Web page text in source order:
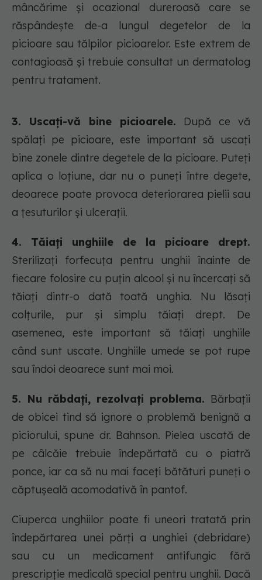
mâncărime și ocazional dureroasă care se
răspândește de-a lungul degetelor de la
picioare sau tălpilor picioarelor. Este extrem de
contagioasă și trebuie consultat un dermatolog
pentru tratament.
3. Uscați-vă bine picioarele. După ce vă
spălați pe picioare, este important să uscați
bine zonele dintre degetele de la picioare. Puteți
aplica o loțiune, dar nu o puneți între degete,
deoarece poate provoca deteriorarea pielii sau
a țesuturilor și ulcerații.
4. Tăiați unghiile de la picioare drept.
Sterilizați forfecuța pentru unghii înainte de
fiecare folosire cu puțin alcool și nu încercați să
tăiați dintr-o dată toată unghia. Nu lăsați
colțurile, pur și simplu tăiați drept. De
asemenea, este important să tăiați unghiile
când sunt uscate. Unghiile umede se pot rupe
sau îndoi deoarece sunt mai moi.
5. Nu răbdați, rezolvați problema. Bărbații
de obicei tind să ignore o problemă benignă a
piciorului, spune dr. Bahnson. Pielea uscată de
pe câlcăie trebuie îndepărtată cu o piatră
ponce, iar ca să nu mai faceți bătături puneți o
căptușeală acomodativă în pantof.
Ciuperca unghiilor poate fi uneori tratată prin
îndepărtarea unei părți a unghiei (debridare)
sau cu un medicament antifungic fără
prescripție medicală special pentru unghii. Dacă